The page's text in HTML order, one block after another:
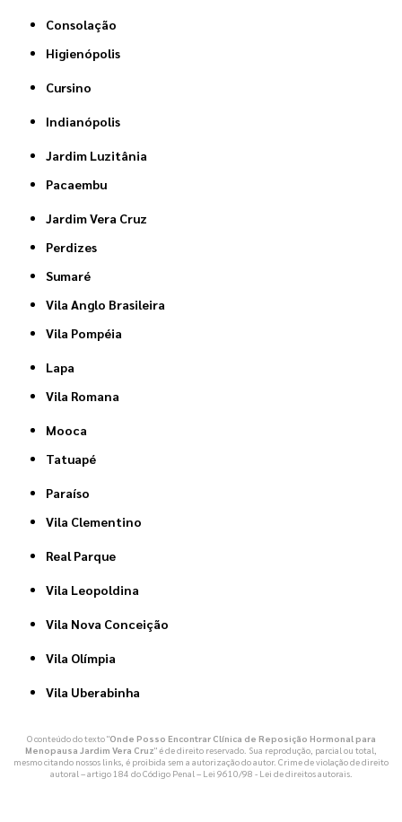
Consolação
Higienópolis
Cursino
Indianópolis
Jardim Luzitânia
Pacaembu
Jardim Vera Cruz
Perdizes
Sumaré
Vila Anglo Brasileira
Vila Pompéia
Lapa
Vila Romana
Mooca
Tatuapé
Paraíso
Vila Clementino
Real Parque
Vila Leopoldina
Vila Nova Conceição
Vila Olímpia
Vila Uberabinha
O conteúdo do texto "Onde Posso Encontrar Clínica de Reposição Hormonal para
Menopausa Jardim Vera Cruz" é de direito reservado. Sua reprodução, parcial ou total,
mesmo citando nossos links, é proibida sem a autorização do autor. Crime de violação de direito
autoral – artigo 184 do Código Penal – Lei 9610/98 - Lei de direitos autorais.